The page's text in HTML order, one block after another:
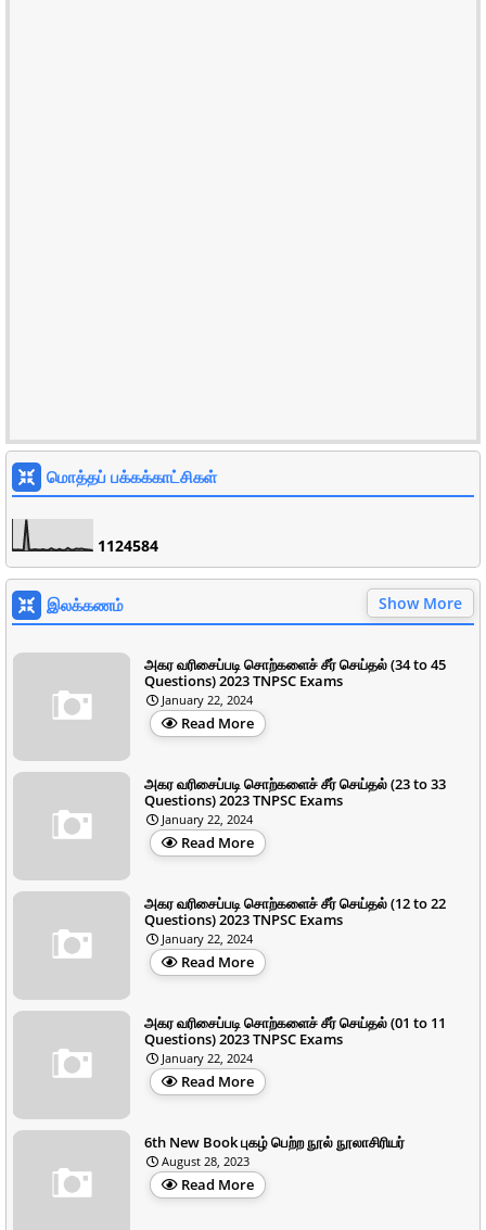
மொத்தப் பக்கக்காட்சிகள்
1124584
இலக்கணம் Show More
அகர வரிசைப்படி சொற்களைச் சீர் செய்தல் (34 to 45
Questions) 2023 TNPSC Exams
January 22, 2024
Read More
அகர வரிசைப்படி சொற்களைச் சீர் செய்தல் (23 to 33
Questions) 2023 TNPSC Exams
January 22, 2024
Read More
அகர வரிசைப்படி சொற்களைச் சீர் செய்தல் (12 to 22
Questions) 2023 TNPSC Exams
January 22, 2024
Read More
அகர வரிசைப்படி சொற்களைச் சீர் செய்தல் (01 to 11
Questions) 2023 TNPSC Exams
January 22, 2024
Read More
6th New Book புகழ் பெற்ற நூல் நூலாசிரியர்
August 28, 2023
Read More